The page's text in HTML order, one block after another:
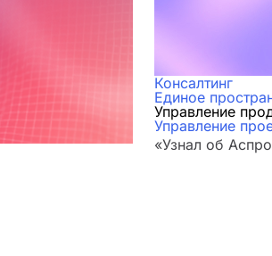
Консалтинг
Единое
Управление
Управление
«Узнал об